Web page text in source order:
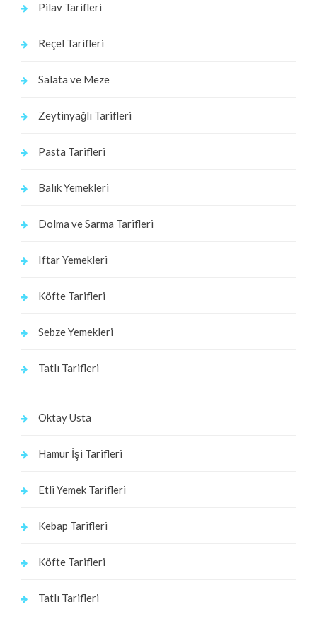
Pilav Tarifleri
Reçel Tarifleri
Salata ve Meze
Zeytinyağlı Tarifleri
Pasta Tarifleri
Balık Yemekleri
Dolma ve Sarma Tarifleri
Iftar Yemekleri
Köfte Tarifleri
Sebze Yemekleri
Tatlı Tarifleri
Oktay Usta
Hamur İşi Tarifleri
Etli Yemek Tarifleri
Kebap Tarifleri
Köfte Tarifleri
Tatlı Tarifleri